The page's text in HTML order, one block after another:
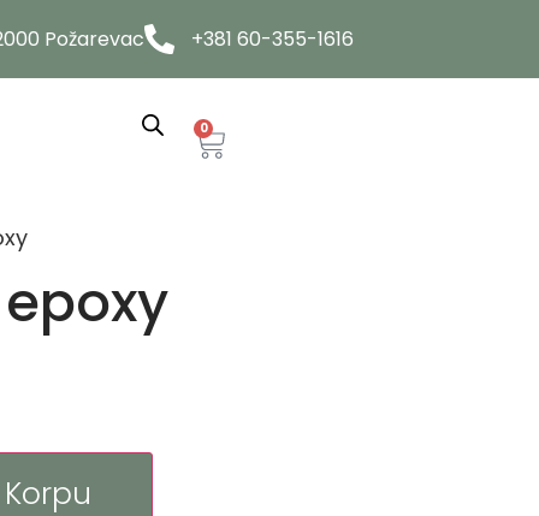
Požarevac +381 60-355-1616
0